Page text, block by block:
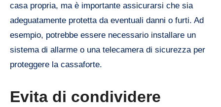
casa propria, ma è importante assicurarsi che sia
adeguatamente protetta da eventuali danni o furti. Ad
esempio, potrebbe essere necessario installare un
sistema di allarme o una telecamera di sicurezza per
proteggere la cassaforte.
Evita di condividere